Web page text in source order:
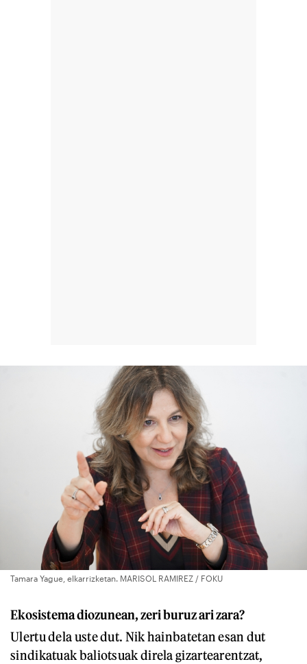
Tamara Yague, elkarrizketan. MARISOL RAMIREZ / FOKU
Ekosistema diozunean, zeri buruz ari zara?
Ulertu dela uste dut. Nik hainbatetan esan dut
sindikatuak baliotsuak direla gizartearentzat,